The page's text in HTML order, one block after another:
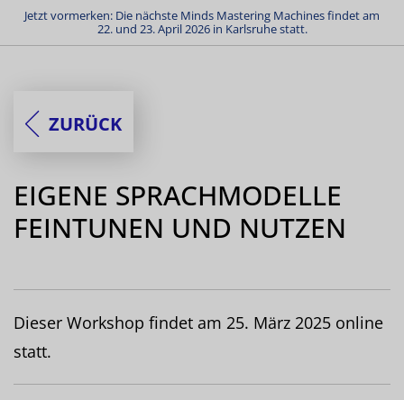
Jetzt vormerken: Die nächste Minds Mastering Machines findet am
22. und 23. April 2026 in Karlsruhe statt.
ZURÜCK
EIGENE SPRACHMODELLE
FEINTUNEN UND NUTZEN
Dieser Workshop findet am 25. März 2025 online
statt.